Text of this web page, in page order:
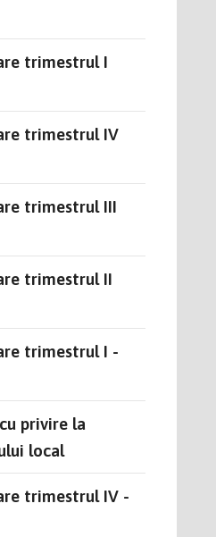
trimestrul I
trimestrul IV
trimestrul III
trimestrul II
trimestrul I -
privire la
local
trimestrul IV -